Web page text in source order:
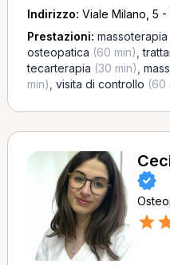
Indirizzo: Viale Milano, 5
Prestazioni: massoterapia
osteopatica (60 min) ,
tecarterapia (30 min)
min) visita di controllo (60